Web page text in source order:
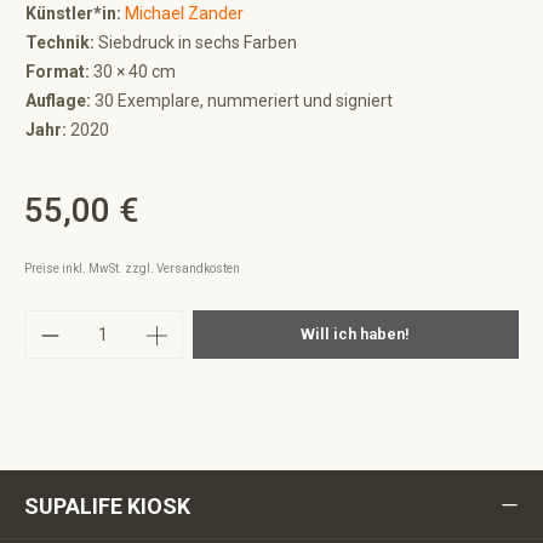
Künstler*in: Michael Zander
Technik: Siebdruck in sechs Farben
Format: 30 × 40 cm
Auflage: 30 Exemplare, nummeriert und signiert
Jahr: 2020
Regulärer Preis:
55,00 €
Preise inkl. MwSt. zzgl. Versandkosten
Produkt Anzahl: Gib den gewünschten
Will ich haben!
SUPALIFE KIOSK